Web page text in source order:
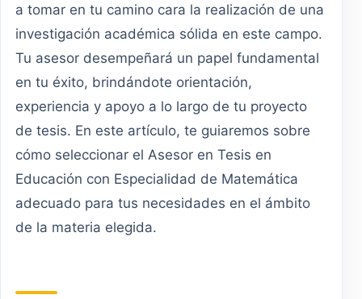
a tomar en tu camino cara la realización de una
investigación académica sólida en este campo.
Tu asesor desempeñará un papel fundamental
en tu éxito, brindándote orientación,
experiencia y apoyo a lo largo de tu proyecto
de tesis. En este artículo, te guiaremos sobre
cómo seleccionar el Asesor en Tesis en
Educación con Especialidad de Matemática
adecuado para tus necesidades en el ámbito
de la materia elegida.